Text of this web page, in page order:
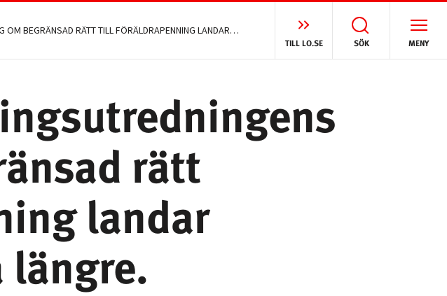
TILL LO.SE SÖK MENY
FÖRÄLDRAFÖRSÄKRINGSUTREDNINGENS FÖRSLAG OM BEGRÄNSAD RÄTT TILL FÖRÄLDRAPENNING LANDAR RÄTT. OCH BÖR GÅ LÄNGRE.
rätt
landar
längre.